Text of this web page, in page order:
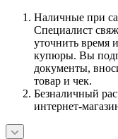
Наличные при
Специалист
уточнить время
купюры. Вы
документы,
товар и чек.
Безналичный
интернет-